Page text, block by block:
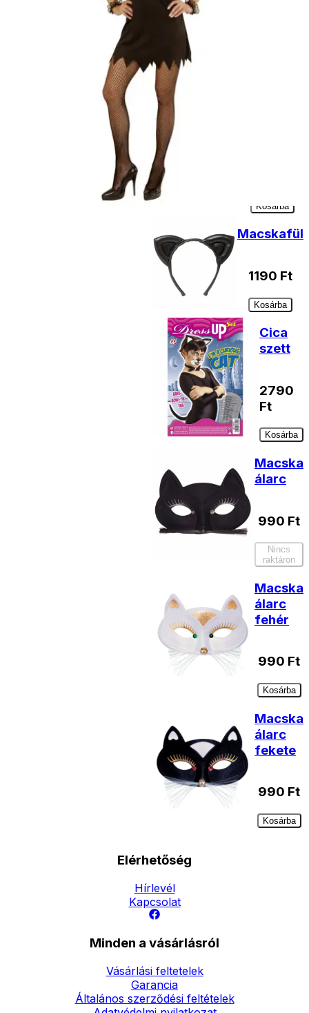
Kiegészítő
termékek
Kosárba
Macskafül
1190 Ft
Kosárba
Cica
szett
2790
Ft
Kosárba
Macska
álarc
990 Ft
Nincs
raktáron
Macska
álarc
fehér
990 Ft
Kosárba
Macska
álarc
fekete
990 Ft
Kosárba
Elérhetőség
Hírlevél
Kapcsolat
Minden a vásárlásról
Vásárlási feltetelek
Garancia
Általános szerződési feltételek